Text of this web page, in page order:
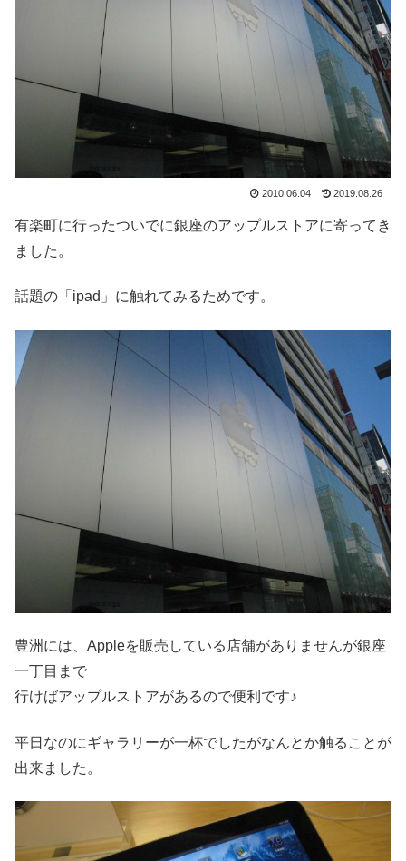
2010.06.04 2019.08.26
有楽町に行ったついでに銀座のアップルストアに寄ってき
ました。
話題の「ipad」に触れてみるためです。
豊洲には、Appleを販売している店舗がありませんが銀座
一丁目まで
行けばアップルストアがあるので便利です♪
平日なのにギャラリーが一杯でしたがなんとか触ることが
出来ました。